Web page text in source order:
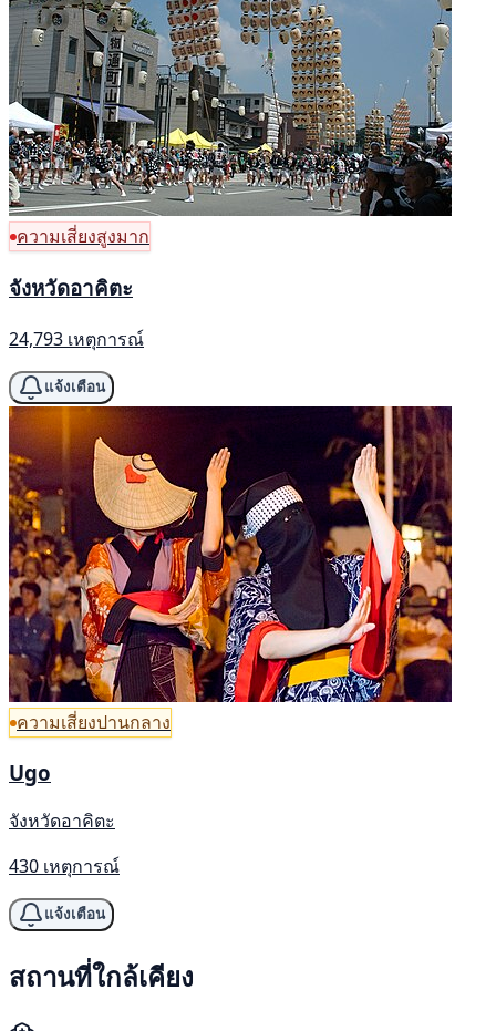
ความเสี่ยงสูงมาก
จังหวัดอาคิตะ
24,793 เหตุการณ์
แจ้งเตือน
ความเสี่ยงปานกลาง
Ugo
จังหวัดอาคิตะ
430 เหตุการณ์
แจ้งเตือน
สถานที่ใกล้เคียง